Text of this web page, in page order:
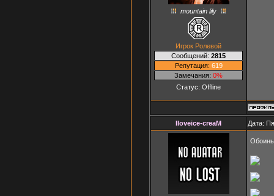
mountain lily
Игрок Ролевой
Сообщений: 2815
Репутация: 619
Замечания: 0%
Статус: Offline
Iloveice-creaM Дата: